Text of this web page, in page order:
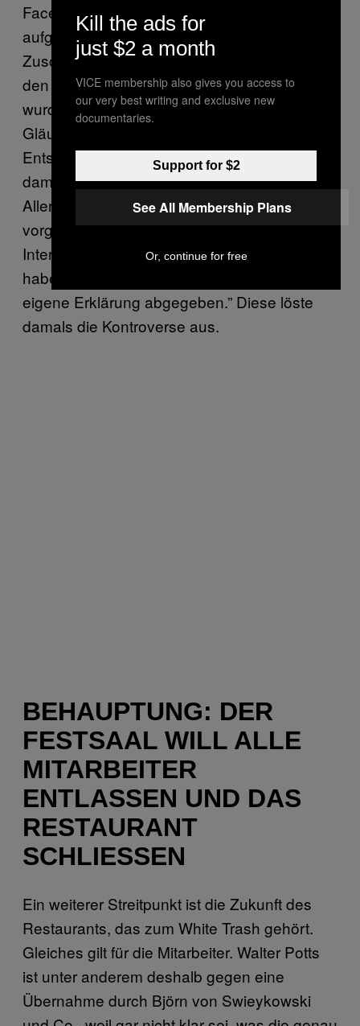
Facebook, dass der Insolvenzverwalter ihnen
aufgrund des besten Angebotes den
Zuschlag erteilt habe und man prompt auch
den Mitarbeitern des White Trash vorgestellt
wurde. “Wir hätten gerne die
Gläubigerversammlung abgewartet, die diese
Entscheidung noch absegnen muss, um
damit an die Öffentlichkeit zu gehen.
Allerdings bekamen wir kurz nachdem wir
vorgestellt wurden bereits eine
Interviewanfrage derBerliner Zeitung
haben wir nicht beantwortet und lieber eine
eigene Erklärung abgegeben.” Diese löste
damals die Kontroverse aus.
BEHAUPTUNG: DER
FESTSAAL WILL ALLE
MITARBEITER
ENTLASSEN UND DAS
RESTAURANT
SCHLIESSEN
Ein weiterer Streitpunkt ist die Zukunft des
Restaurants, das zum White Trash gehört.
Gleiches gilt für die Mitarbeiter. Walter Potts
ist unter anderem deshalb gegen eine
Übernahme durch Björn von Swieykowski
Kill the ads for
just $2 a month
VICE membership also gives you access to
our very best writing and exclusive new
documentaries.
Support for $2
See All Membership Plans
Or, continue for free